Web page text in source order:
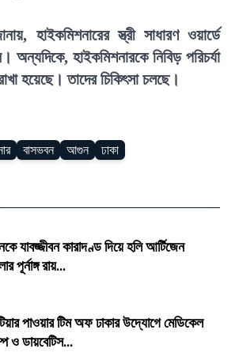
হাইকমিশনারের স্ত্রী সাধারণ ওয়ার্ডে
অন্যদিকে, হাইকমিশনারকে নিবিড় পরিচর্যা
হয়েছে। তাদের চিকিৎসা চলছে।
বাসভবন আগুন ঢাকা
যাবজ্জীবন কারাদণ্ড দিয়ে হলি আর্টিজেন
পূর্নাঙ্গ রায়...
পাওয়ার টিম অফ ঢাকার উদ্যোগে মেডিকেল
ও ডায়বেটিস...